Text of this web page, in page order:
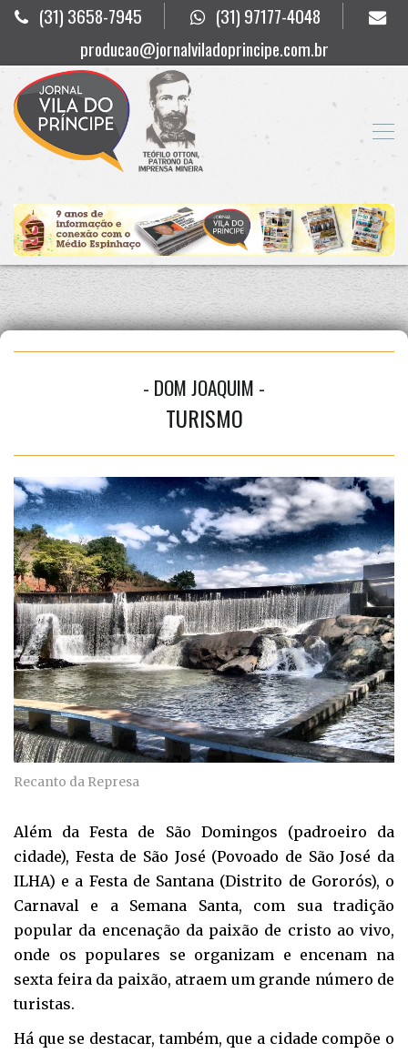
(31) 3658-7945
(31) 97177-4048
producao@jornalviladoprincipe.com.br
- DOM JOAQUIM -
TURISMO
Recanto da Represa
Além da Festa de São Domingos (padroeiro da
cidade), Festa de São José (Povoado de São José da
ILHA) e a Festa de Santana (Distrito de Gororós), o
Carnaval e a Semana Santa, com sua tradição
popular da encenação da paixão de cristo ao vivo,
onde os populares se organizam e encenam na
sexta feira da paixão, atraem um grande número de
turistas.
Há que se destacar, também, que a cidade compõe o